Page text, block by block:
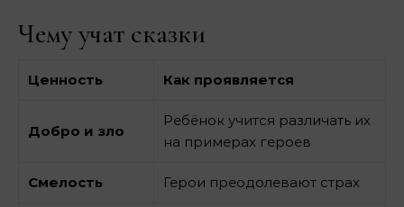
Чему учат сказки
Ценность Как проявляется
Добро и зло
Ребёнок учится различать их
на примерах героев
Смелость Герои преодолевают страх